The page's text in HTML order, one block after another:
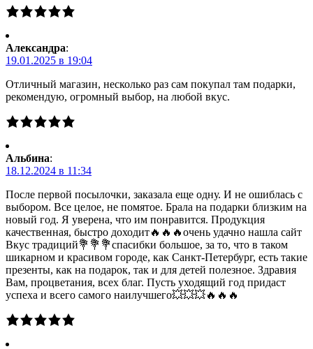
Александра:
19.01.2025 в 19:04
Отличный магазин, несколько раз сам покупал там подарки,
рекомендую, огромный выбор, на любой вкус.
Альбина:
18.12.2024 в 11:34
После первой посылочки, заказала еще одну. И не ошиблась с
выбором. Все целое, не помятое. Брала на подарки близким на
новый год. Я уверена, что им понравится. Продукция
качественная, быстро доходит🔥🔥🔥очень удачно нашла сайт
Вкус традиций💐💐💐спасибки большое, за то, что в таком
шикарном и красивом городе, как Санкт-Петербург, есть такие
презенты, как на подарок, так и для детей полезное. Здравия
Вам, процветания, всех благ. Пусть уходящий год придаст
успеха и всего самого наилучшего💥💥💥🔥🔥🔥